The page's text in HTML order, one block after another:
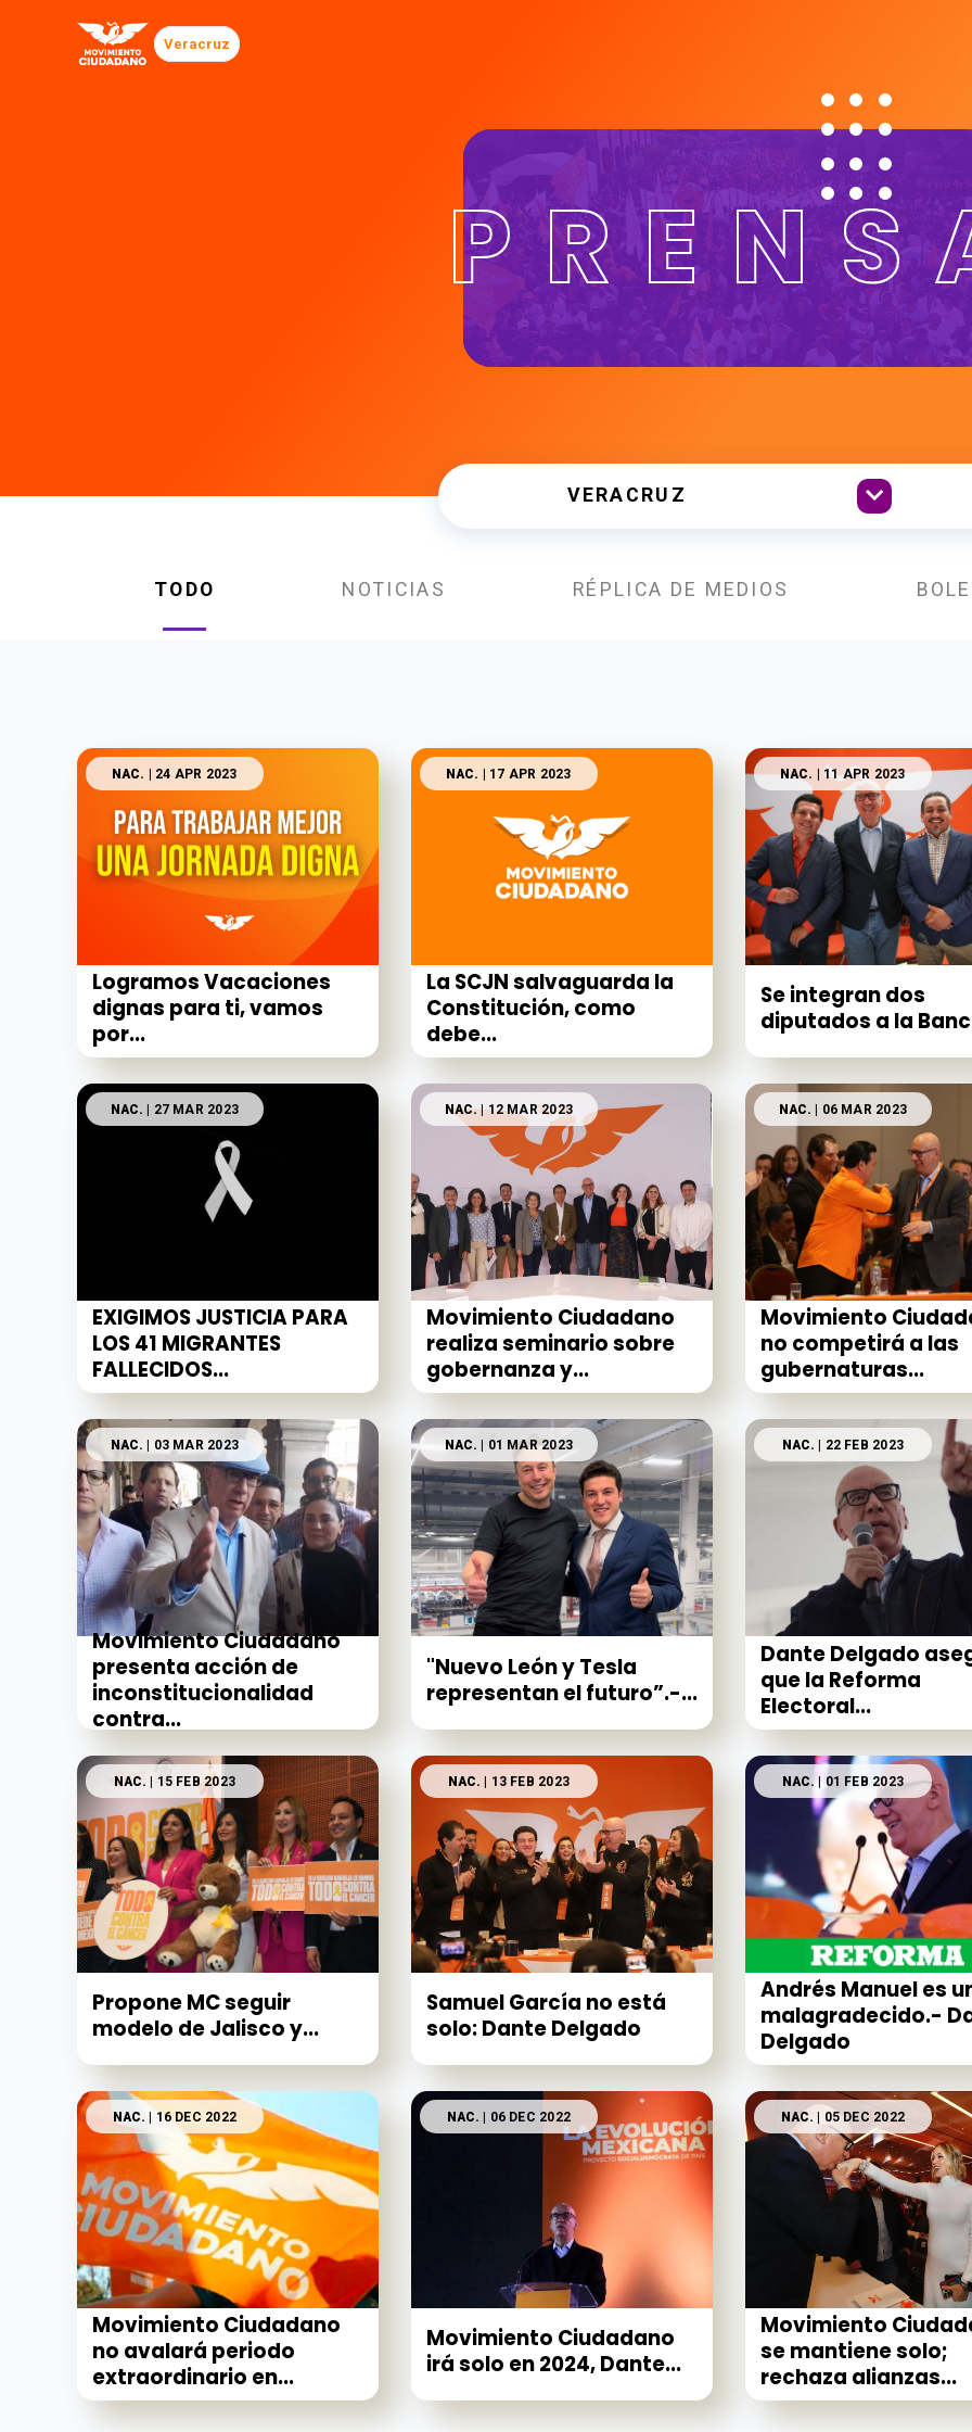
Veracruz
TODO NOTICIAS RÉPLICA DE MEDIOS
NAC. | 24 APR 2023
Logramos Vacaciones
dignas para ti, vamos
por...
NAC. | 17 APR 2023
La SCJN salvaguarda la
Constitución, como
debe...
NAC. | 11 APR 2023
Se integran dos
diputados a la
NAC. | 27 MAR 2023
EXIGIMOS JUSTICIA PARA
LOS 41 MIGRANTES
FALLECIDOS...
NAC.| 12 MAR 2023
Movimiento Ciudadano
realiza seminario sobre
gobernanza y...
NAC. | 06 MAR 2023
Movimiento
no competirá a las
gubernaturas...
NAC. | 03 MAR 2023
Movimiento Ciudadano
presenta acción de
inconstitucionalidad
contra...
NAC. | 01 MAR 2023
"Nuevo León y Tesla
representan el futuro”.-...
NAC. | 22 FEB 2023
Dante Delgado
que la Reforma
Electoral...
NAC. | 15 FEB 2023
Propone MC seguir
modelo de Jalisco y...
NAC. | 13 FEB 2023
Samuel García no está
solo: Dante Delgado
NAC.| 01 FEB 2023
Andrés Manuel es
malagradecido.-
Delgado
NAC. | 16 DEC 2022
Movimiento Ciudadano
no avalará periodo
extraordinario en...
NAC. | 06 DEC 2022
Movimiento Ciudadano
irá solo en 2024, Dante...
NAC. | 05 DEC 2022
Movimiento
se mantiene solo;
rechaza alianzas...